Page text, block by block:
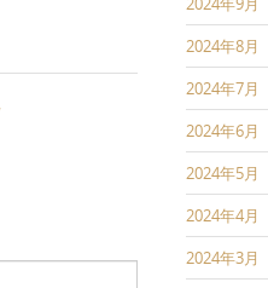
2024年8月
2024年7月
2024年6月
2024年5月
2024年4月
2024年3月